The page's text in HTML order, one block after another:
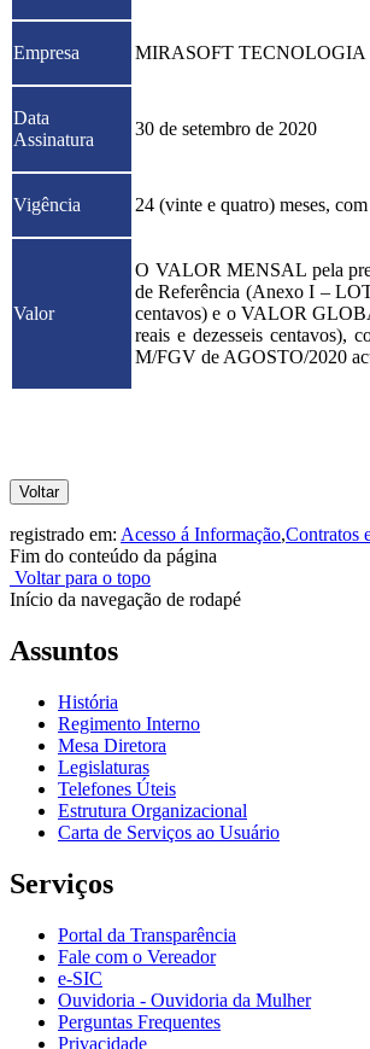
Empresa MIRASOFT
Data
Assinatura
30 de setembro de 2020
Vigência 24 (vinte e quatro) meses,
Valor
O VALOR MENSAL pela
de Referência (Anexo I –
centavos) e o VALOR
reais e dezesseis centavos),
M/FGV de AGOSTO/2020
Voltar
registrado em: Acesso á Informação,Contratos
Fim do conteúdo da página
Voltar para o topo
Início da navegação de rodapé
Assuntos
História
Regimento Interno
Mesa Diretora
Legislaturas
Telefones Úteis
Estrutura Organizacional
Carta de Serviços ao Usuário
Serviços
Portal da Transparência
Fale com o Vereador
e-SIC
Ouvidoria - Ouvidoria da Mulher
Perguntas Frequentes
Privacidade